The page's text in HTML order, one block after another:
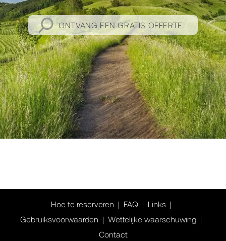
ONTVANG EEN GRATIS OFFERTE
Hoe te reserveren FAQ
Links
Gebruiksvoorwaarden
Wettelijke waarschuwing
Contact